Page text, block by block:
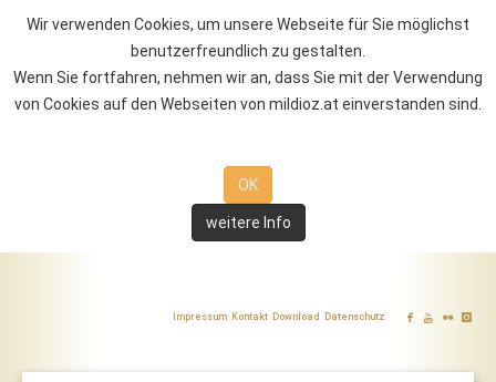
Wir verwenden Cookies, um unsere Webseite für Sie möglichst
benutzerfreundlich zu gestalten.
Wenn Sie fortfahren, nehmen wir an, dass Sie mit der Verwendung
von Cookies auf den Webseiten von mildioz.at einverstanden sind.
OK
weitere Info
Impressum Kontakt Download Datenschutz